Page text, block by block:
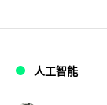
人工智能